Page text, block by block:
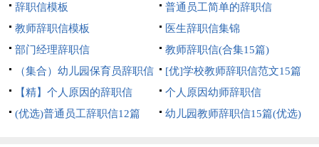
辞职信模板
普通员工简单的辞职信
教师辞职信模板
医生辞职信集锦
部门经理辞职信
教师辞职信(合集15篇)
（集合）幼儿园保育员辞职信
[优]学校教师辞职信范文15篇
【精】个人原因的辞职信
个人原因幼师辞职信
(优选)普通员工辞职信12篇
幼儿园教师辞职信15篇(优选)